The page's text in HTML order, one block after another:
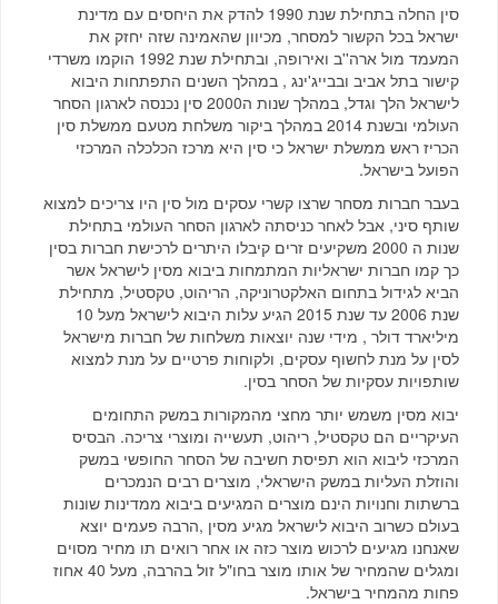
סין החלה בתחילת שנת 1990 להדק את היחסים עם מדינת
ישראל בכל הקשור למסחר, מכיוון שהאמינה שזה יחזק את
המעמד מול ארה''ב ואירופה, ובתחילת שנת 1992 הוקמו משרדי
קישור בתל אביב ובבייג'ינג , במהלך השנים התפתחות היבוא
לישראל הלך וגדל, במהלך שנות ה2000 סין נכנסה לארגון הסחר
העולמי ובשנת 2014 במהלך ביקור משלחת מטעם ממשלת סין
הכריז ראש ממשלת ישראל כי סין היא מרכז הכלכלה המרכזי
הפועל בישראל.
בעבר חברות מסחר שרצו קשרי עסקים מול סין היו צריכים למצוא
שותף סיני, אבל לאחר כניסתה לארגון הסחר העולמי בתחילת
שנות ה 2000 משקיעים זרים קיבלו היתרים לרכישת חברות בסין
כך קמו חברות ישראליות המתמחות ביבוא מסין לישראל אשר
הביא לגידול בתחום האלקטרוניקה, הריהוט, טקסטיל, מתחילת
שנת 2006 עד שנת 2015 הגיע עלות היבוא לישראל מעל 10
מיליארד דולר , מידי שנה יוצאות משלחות של חברות מישראל
לסין על מנת לחשוף עסקים, ולקוחות פרטיים על מנת למצוא
שותפויות עסקיות של הסחר בסין.
יבוא מסין משמש יותר מחצי מהמקורות במשק התחומים
העיקריים הם טקסטיל, ריהוט, תעשייה ומוצרי צריכה. הבסיס
המרכזי ליבוא הוא תפיסת חשיבה של הסחר החופשי במשק
והוזלת העליות במשק הישראלי, מוצרים רבים הנמכרים
ברשתות וחנויות הינם מוצרים המגיעים ביבוא ממדינות שונות
בעולם כשרוב היבוא לישראל מגיע מסין ,הרבה פעמים יוצא
שאנחנו מגיעים לרכוש מוצר כזה או אחר רואים תו מחיר מסוים
ומגלים שהמחיר של אותו מוצר בחו"ל זול בהרבה, מעל 40 אחוז
פחות מהמחיר בישראל.